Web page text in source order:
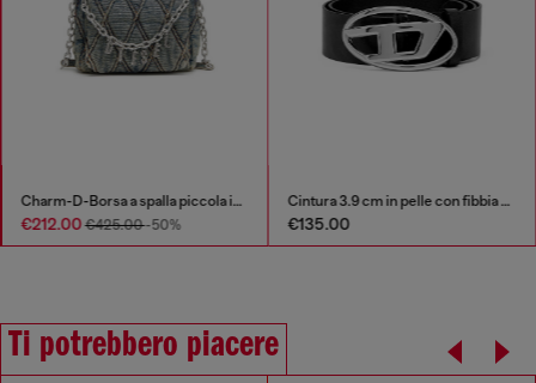
Charm-D-Borsa a spalla piccola in denim trapuntato
€212.00€425.00-50%
Cintura 3.9 cm in pelle con fibbia Oval D lucida
€135.00
Ti potrebbero piacere